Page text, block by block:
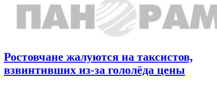
Ростовчане жалуются на таксистов,
взвинтивших из-за гололёда цены